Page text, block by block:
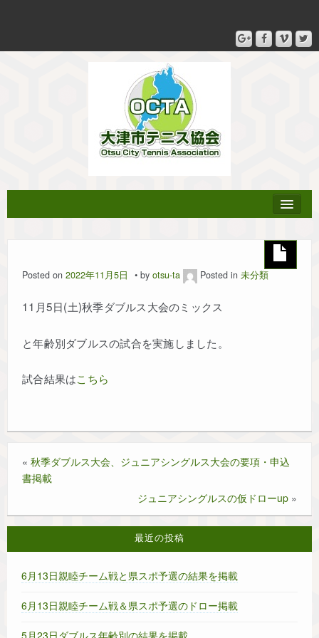
協会概要
リンク
今年度の試合情報
過去大会結果 ～2022～
Posted on 2022年11月5日 by otsu-ta Posted in 未分類
11月5日(土)秋季ダブルス大会のミックス
と年齢別ダブルスの試合を実施しました。
試合結果はこちら
« 秋季ダブルス大会、ジュニアシングルス大会の要項・申込
書掲載
ジュニアシングルスの仮ドローup »
最近の投稿
6月13日親睦チーム戦と県スポ予選の結果を掲載
6月13日親睦チーム戦＆県スポ予選のドロー掲載
5月23日ダブルス年齢別の結果を掲載